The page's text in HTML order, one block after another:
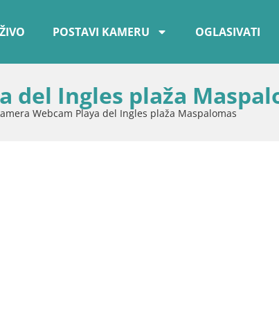
POSTAVI KAMERU OGLASIVATI
del Ingles plaža
Webcam Playa del Ingles plaža Maspalomas